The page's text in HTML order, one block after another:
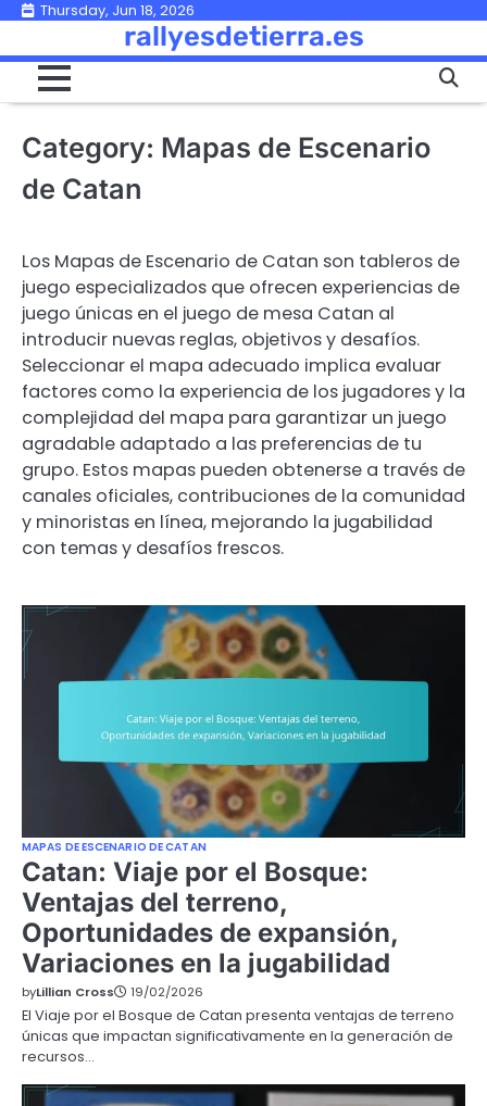
Skip
content
Thursday, Jun 18, 2026
rallyesdetierra.es
Category: Mapas de Escenario
de Catan
Los Mapas de Escenario de Catan son tableros de
juego especializados que ofrecen experiencias de
juego únicas en el juego de mesa Catan al
introducir nuevas reglas, objetivos y desafíos.
Seleccionar el mapa adecuado implica evaluar
factores como la experiencia de los jugadores y la
complejidad del mapa para garantizar un juego
agradable adaptado a las preferencias de tu
grupo. Estos mapas pueden obtenerse a través de
canales oficiales, contribuciones de la comunidad
y minoristas en línea, mejorando la jugabilidad
con temas y desafíos frescos.
MAPAS DE ESCENARIO DE CATAN
Catan: Viaje por el Bosque:
Ventajas del terreno,
Oportunidades de expansión,
Variaciones en la jugabilidad
byLillian Cross 19/02/2026
El Viaje por el Bosque de Catan presenta ventajas de terreno
únicas que impactan significativamente en la generación de
recursos…